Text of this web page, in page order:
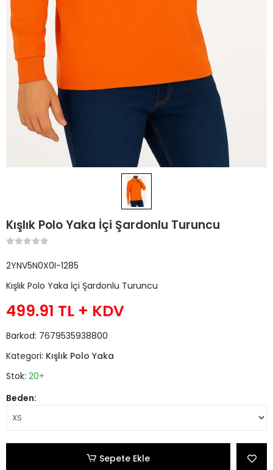
Kışlık Polo Yaka İçi Şardonlu Turuncu
2YNV5N0X0I-1285
Kışlık Polo Yaka İçi Şardonlu Turuncu
499.91 TL + KDV
Barkod: 7679535938800
Kategori: Kışlık Polo Yaka
Stok: 20+
Beden:
Sepete Ekle